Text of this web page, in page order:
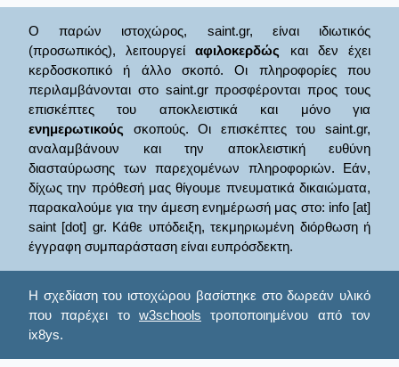
Ο παρών ιστοχώρος, saint.gr, είναι ιδιωτικός
(προσωπικός), λειτουργείαφιλοκερδώς και δεν έχει
κερδοσκοπικό ή άλλο σκοπό. Οι πληροφορίες που
περιλαμβάνονται στο saint.gr προσφέρονται προς τους
επισκέπτες του αποκλειστικά και μόνο για
ενημερωτικούς σκοπούς. Οι επισκέπτες του saint.gr,
αναλαμβάνουν και την αποκλειστική ευθύνη
διασταύρωσης των παρεχομένων πληροφοριών. Εάν,
δίχως την πρόθεσή μας θίγουμε πνευματικά δικαιώματα,
παρακαλούμε για την άμεση ενημέρωσή μας στο: info [at]
saint [dot] gr. Κάθε υπόδειξη, τεκμηριωμένη διόρθωση ή
έγγραφη συμπαράσταση είναι ευπρόσδεκτη.
Η σχεδίαση του ιστοχώρου βασίστηκε στο δωρεάν υλικό
που παρέχει το w3schools τροποποιημένου από τον
ix8ys.